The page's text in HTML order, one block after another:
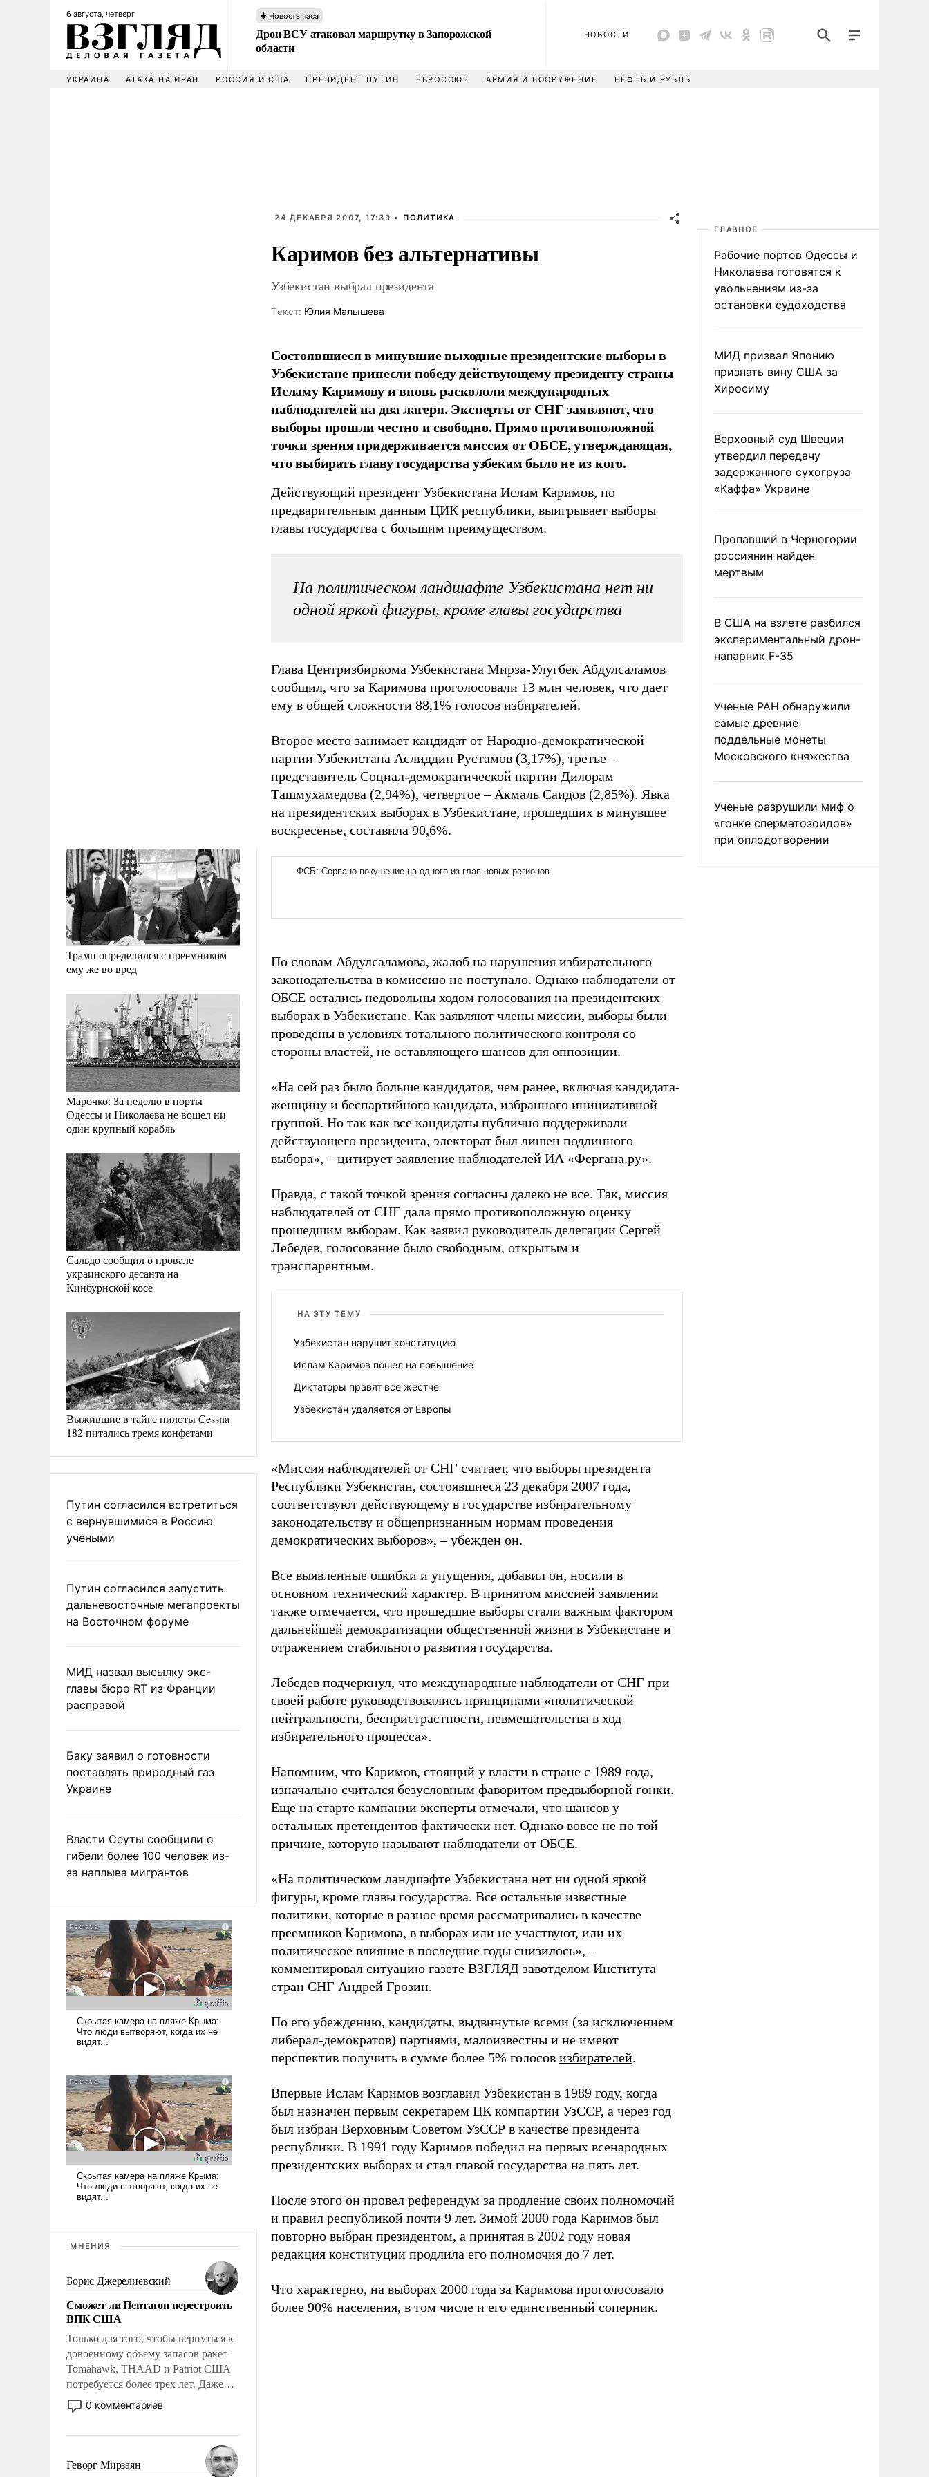
6 августа, четверг Новость часа
Дрон ВСУ атаковал маршрутку в Запорожской
области
НОВОСТИ
УКРАИНА АТАКА НА ИРАН РОССИЯ И США ПРЕЗИДЕНТ ПУТИН ЕВРОСОЮЗ АРМИЯ И ВООРУЖЕНИЕ НЕФТЬ И РУБЛЬ
Трамп определился с преемником
ему же во вред
Марочко: За неделю в порты
Одессы и Николаева не вошел ни
один крупный корабль
Сальдо сообщил о провале
украинского десанта на
Кинбурнской косе
Выжившие в тайге пилоты Cessna
182 питались тремя конфетами
Путин согласился встретиться
с вернувшимися в Россию
учеными
Путин согласился запустить
дальневосточные мегапроекты
на Восточном форуме
МИД назвал высылку экс-
главы бюро RT из Франции
расправой
Баку заявил о готовности
поставлять природный газ
Украине
Власти Сеуты сообщили о
гибели более 100 человек из-
за наплыва мигрантов
МНЕНИЯ
Борис Джерелиевский
Сможет ли Пентагон перестроить
ВПК США
Только для того, чтобы вернуться к
довоенному объему запасов ракет
Tomahawk, THAAD и Patriot США
потребуется более трех лет. Даже
небольшая война с Ираном
опустошила американские
уязвимости США, например, перед
0 комментариев
Геворг Мирзаян
24 ДЕКАБРЯ 2007, 17:39 • ПОЛИТИКА
Каримов без альтернативы
Узбекистан выбрал президента
Tекст: Юлия Малышева
Состоявшиеся в минувшие выходные президентские выборы в
Узбекистане принесли победу действующему президенту страны
Исламу Каримову и вновь раскололи международных
наблюдателей на два лагеря. Эксперты от СНГ заявляют, что
выборы прошли честно и свободно. Прямо противоположной
точки зрения придерживается миссия от ОБСЕ, утверждающая,
что выбирать главу государства узбекам было не из кого.
Действующий президент Узбекистана Ислам Каримов, по
предварительным данным ЦИК республики, выигрывает выборы
главы государства с большим преимуществом.
На политическом ландшафте Узбекистана нет ни
одной яркой фигуры, кроме главы государства
Глава Центризбиркома Узбекистана Мирза-Улугбек Абдулсаламов
сообщил, что за Каримова проголосовали 13 млн человек, что дает
ему в общей сложности 88,1% голосов избирателей.
Второе место занимает кандидат от Народно-демократической
партии Узбекистана Аслиддин Рустамов (3,17%), третье –
представитель Социал-демократической партии Дилорам
Ташмухамедова (2,94%), четвертое – Акмаль Саидов (2,85%). Явка
на президентских выборах в Узбекистане, прошедших в минувшее
воскресенье, составила 90,6%.
По словам Абдулсаламова, жалоб на нарушения избирательного
законодательства в комиссию не поступало. Однако наблюдатели от
ОБСЕ остались недовольны ходом голосования на президентских
выборах в Узбекистане. Как заявляют члены миссии, выборы были
проведены в условиях тотального политического контроля со
стороны властей, не оставляющего шансов для оппозиции.
«На сей раз было больше кандидатов, чем ранее, включая кандидата-
женщину и беспартийного кандидата, избранного инициативной
группой. Но так как все кандидаты публично поддерживали
действующего президента, электорат был лишен подлинного
выбора», – цитирует заявление наблюдателей ИА «Фергана.ру».
Правда, с такой точкой зрения согласны далеко не все. Так, миссия
наблюдателей от СНГ дала прямо противоположную оценку
прошедшим выборам. Как заявил руководитель делегации Сергей
Лебедев, голосование было свободным, открытым и
транспарентным.
НА ЭТУ ТЕМУ
Узбекистан нарушит конституцию
Ислам Каримов пошел на повышение
Диктаторы правят все жестче
Узбекистан удаляется от Европы
«Миссия наблюдателей от СНГ считает, что выборы президента
Республики Узбекистан, состоявшиеся 23 декабря 2007 года,
соответствуют действующему в государстве избирательному
законодательству и общепризнанным нормам проведения
демократических выборов», – убежден он.
Все выявленные ошибки и упущения, добавил он, носили в
основном технический характер. В принятом миссией заявлении
также отмечается, что прошедшие выборы стали важным фактором
дальнейшей демократизации общественной жизни в Узбекистане и
отражением стабильного развития государства.
Лебедев подчеркнул, что международные наблюдатели от СНГ при
своей работе руководствовались принципами «политической
нейтральности, беспристрастности, невмешательства в ход
избирательного процесса».
Напомним, что Каримов, стоящий у власти в стране с 1989 года,
изначально считался безусловным фаворитом предвыборной гонки.
Еще на старте кампании эксперты отмечали, что шансов у
остальных претендентов фактически нет. Однако вовсе не по той
причине, которую называют наблюдатели от ОБСЕ.
«На политическом ландшафте Узбекистана нет ни одной яркой
фигуры, кроме главы государства. Все остальные известные
политики, которые в разное время рассматривались в качестве
преемников Каримова, в выборах или не участвуют, или их
политическое влияние в последние годы снизилось», –
комментировал ситуацию газете ВЗГЛЯД завотделом Института
стран СНГ Андрей Грозин.
По его убеждению, кандидаты, выдвинутые всеми (за исключением
либерал-демократов) партиями, малоизвестны и не имеют
перспектив получить в сумме более 5% голосов избирателей.
Впервые Ислам Каримов возглавил Узбекистан в 1989 году, когда
был назначен первым секретарем ЦК компартии УзССР, а через год
был избран Верховным Советом УзССР в качестве президента
республики. В 1991 году Каримов победил на первых всенародных
президентских выборах и стал главой государства на пять лет.
После этого он провел референдум за продление своих полномочий
и правил республикой почти 9 лет. Зимой 2000 года Каримов был
повторно выбран президентом, а принятая в 2002 году новая
редакция конституции продлила его полномочия до 7 лет.
Что характерно, на выборах 2000 года за Каримова проголосовало
более 90% населения, в том числе и его единственный соперник.
ГЛАВНОЕ
Рабочие портов Одессы и
Николаева готовятся к
увольнениям из-за
остановки судоходства
МИД призвал Японию
признать вину США за
Хиросиму
Верховный суд Швеции
утвердил передачу
задержанного сухогруза
«Каффа» Украине
Пропавший в Черногории
россиянин найден
мертвым
В США на взлете разбился
экспериментальный дрон-
напарник F-35
Ученые РАН обнаружили
самые древние
поддельные монеты
Московского княжества
Ученые разрушили миф о
«гонке сперматозоидов»
при оплодотворении